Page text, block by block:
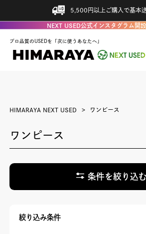
5,500円以上ご購入で基本
NEXT USED公式インスタグラム開
プロ品質のUSEDを「次に使うあなたへ」
HIMARAYA NEXT USED ワンピース
ワンピース
条件を絞り込む
絞り込み条件